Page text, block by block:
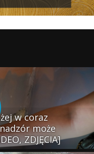
w coraz
może
ZDJĘCIA]